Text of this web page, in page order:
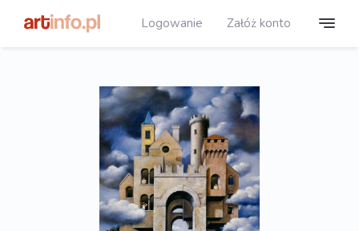
Logowanie Załóż konto